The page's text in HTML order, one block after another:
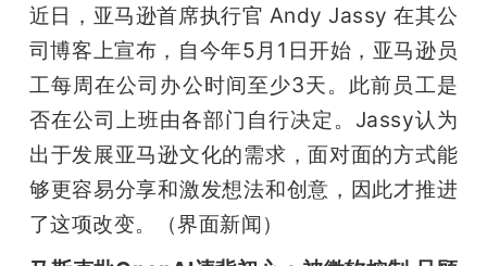
近日，亚马逊首席执行官 Andy Jassy 在其公
司博客上宣布，自今年5月1日开始，亚马逊员
工每周在公司办公时间至少3天。此前员工是
否在公司上班由各部门自行决定。Jassy认为
出于发展亚马逊文化的需求，面对面的方式能
够更容易分享和激发想法和创意，因此才推进
了这项改变。（界面新闻）